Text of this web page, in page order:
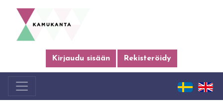
Kirjaudu sisään Rekisteröidy